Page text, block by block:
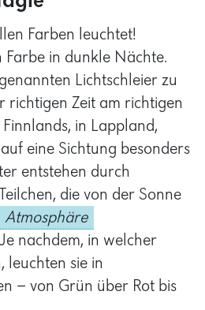
in dunkle Nächte.
Lichtschleier zu
richtigen Zeit am richtigen
in Lappland,
eine Sichtung besonders
entstehen durch
die von der Sonne
Atmosphäre
nachdem, in welcher
leuchten sie in
– von Grün über Rot bis